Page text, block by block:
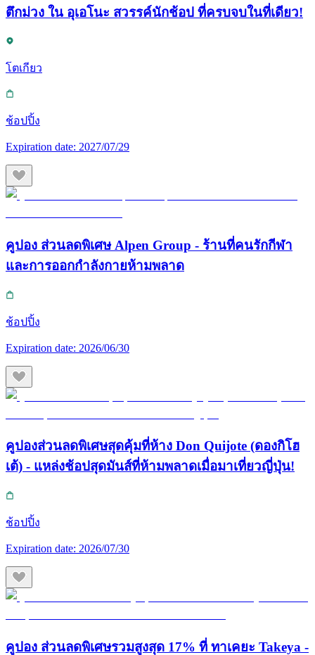
ตึกม่วง ใน อุเอโนะ สวรรค์นักช้อป ที่ครบจบในที่เดียว!
โตเกียว
ช้อปปิ้ง
Expiration date: 2027/07/29
คูปอง ส่วนลดพิเศษ Alpen Group - ร้านที่คนรักกีฬา
และการออกกำลังกายห้ามพลาด
ช้อปปิ้ง
Expiration date: 2026/06/30
คูปองส่วนลดพิเศษสุดคุ้มที่ห้าง Don Quijote (ดองกิโฮ
เต้) - แหล่งช้อปสุดมันส์ที่ห้ามพลาดเมื่อมาเที่ยวญี่ปุ่น!
ช้อปปิ้ง
Expiration date: 2026/07/30
คูปอง ส่วนลดพิเศษรวมสูงสุด 17% ที่ ทาเคยะ Takeya -